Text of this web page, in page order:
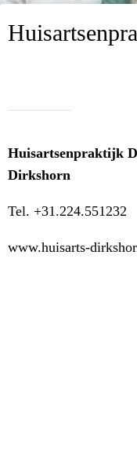
Huisartsenpraktijk
Dirkshorn
Tel. +31.224.551232
www.huisarts-